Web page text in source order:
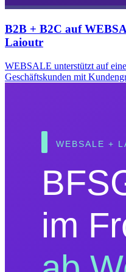
B2B + B2C auf
Laioutr
WEBSALE unterstützt auf
Geschäftskunden mit